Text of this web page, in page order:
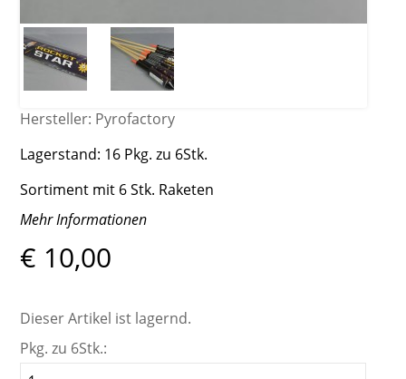
Hersteller: Pyrofactory
Lagerstand: 16 Pkg. zu 6Stk.
Sortiment mit 6 Stk. Raketen
Mehr Informationen
€ 10,00
Dieser Artikel ist lagernd.
Pkg. zu 6Stk.: